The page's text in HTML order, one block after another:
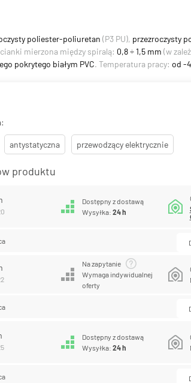
poliester-poliuretan (P3 PU), przezroczysty
mierzona między spiralą: 0,8 ÷ 1,5 mm (w
pokrytego białym PVC. Temperatura pracy: od -
antystatyczna przewodzący elektrycznie
produktu
Dostępny z dostawą
Wysyłka:24 h
Na zapytanie
Wymaga indywidualnej
oferty
Dostępny z dostawą
Wysyłka:24 h